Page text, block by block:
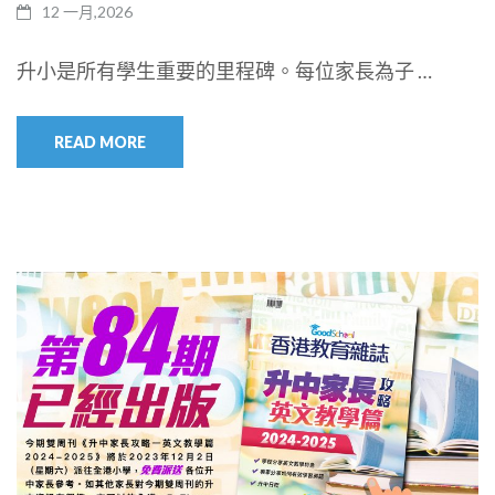
12 一月,2026
升小是所有學生重要的里程碑。每位家長為子 …
READ MORE